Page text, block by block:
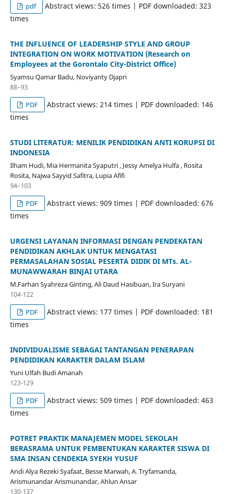
pdf
Abstract views: 526 times | PDF downloaded: 323
times
THE INFLUENCE OF LEADERSHIP STYLE AND GROUP
INTEGRATION ON WORK MOTIVATION (Research on
Employees at the Gorontalo City-District Office)
Syamsu Qamar Badu, Noviyanty Djapri
88–93
PDF
Abstract views: 214 times | PDF downloaded: 146
times
STUDI LITERATUR: MENILIK PENDIDIKAN ANTI KORUPSI DI
INDONESIA
Ilham Hudi, Mia Hermanita Syaputri , Jessy Amelya Hulfa , Rosita
Rosita, Najwa Sayyid Safitra, Lupia Afifi
94–103
PDF
Abstract views: 909 times | PDF downloaded: 676
times
URGENSI LAYANAN INFORMASI DENGAN PENDEKATAN
PENDIDIKAN AKHLAK UNTUK MENGATASI
PERMASALAHAN SOSIAL PESERTA DIDIK DI MTs. AL-
MUNAWWARAH BINJAI UTARA
M.Farhan Syahreza Ginting, Ali Daud Hasibuan, Ira Suryani
104-122
PDF
Abstract views: 177 times | PDF downloaded: 181
times
INDIVIDUALISME SEBAGAI TANTANGAN PENERAPAN
PENDIDIKAN KARAKTER DALAM ISLAM
Yuni Ulfah Budi Amanah
123-129
PDF
Abstract views: 509 times | PDF downloaded: 463
times
POTRET PRAKTIK MANAJEMEN MODEL SEKOLAH
BERASRAMA UNTUK PEMBENTUKAN KARAKTER SISWA DI
SMA INSAN CENDEKIA SYEKH YUSUF
Andi Alya Rezeki Syafaat, Besse Marwah, A. Tryfamanda,
Arismunandar Arismunandar, Ahlun Ansar
130-137